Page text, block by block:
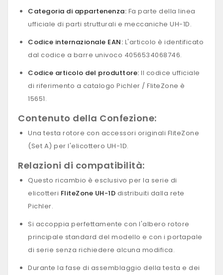
Categoria di appartenenza: Fa parte della linea
ufficiale di parti strutturali e meccaniche UH-1D.
Codice internazionale EAN: L'articolo è identificato
dal codice a barre univoco 4056534068746.
Codice articolo del produttore: Il codice ufficiale
di riferimento a catalogo Pichler / FliteZone è
15651.
Contenuto della Confezione:
Una testa rotore con accessori originali FliteZone
(Set A) per l'elicottero UH-1D.
Relazioni di compatibilità:
Questo ricambio è esclusivo per la serie di
elicotteri FliteZone UH-1D distribuiti dalla rete
Pichler.
Si accoppia perfettamente con l'albero rotore
principale standard del modello e con i portapale
di serie senza richiedere alcuna modifica.
Durante la fase di assemblaggio della testa e dei